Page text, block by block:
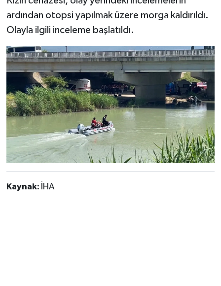
ardından otopsi yapılmak üzere morga kaldırıldı.
Olayla ilgili inceleme başlatıldı.
Kaynak: İHA